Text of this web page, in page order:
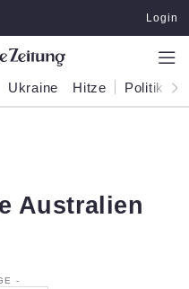
Login
Ukraine Hitze Politik
Australien